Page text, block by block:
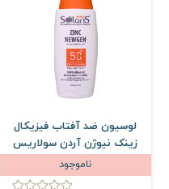
لوسیون ضد آفتاب فیزیکال
زینک نیوژن آردن سولاریس
ناموجود